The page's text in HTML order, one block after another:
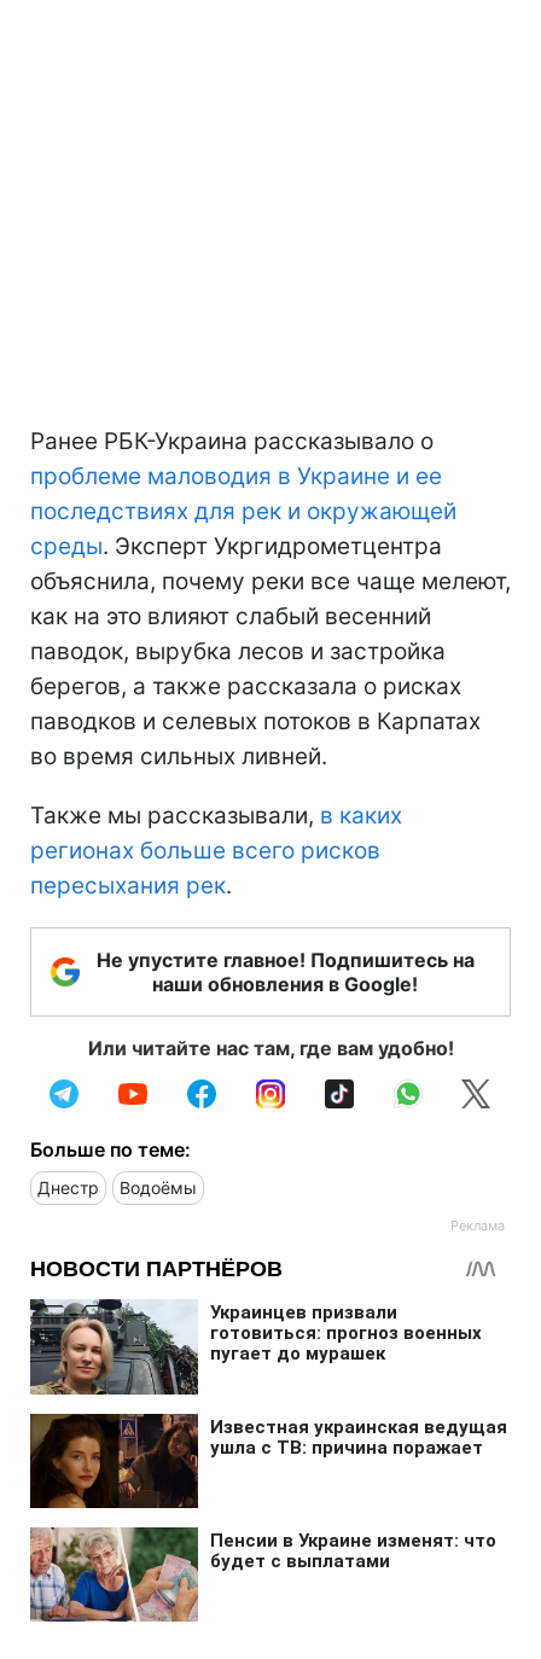
Ранее РБК-Украина рассказывало о
проблеме маловодия в Украине и ее
последствиях для рек и окружающей
среды. Эксперт Укргидрометцентра
объяснила, почему реки все чаще мелеют,
как на это влияют слабый весенний
паводок, вырубка лесов и застройка
берегов, а также рассказала о рисках
паводков и селевых потоков в Карпатах
во время сильных ливней.
Также мы рассказывали, в каких
регионах больше всего рисков
пересыхания рек.
Не упустите главное! Подпишитесь на
наши обновления в Google!
Или читайте нас там, где вам удобно!
Больше по теме:
Днестр Водоёмы